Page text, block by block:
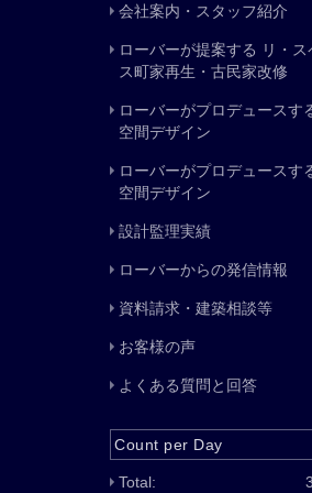
会社案内・スタッフ紹介
ローバーが提案する リ・ス
ス町家再生・古民家改修
ローバーがプロデュースす
空間デザイン
ローバーがプロデュースす
空間デザイン
設計監理実績
ローバーからの発信情報
資料請求・建築相談等
お客様の声
よくある質問と回答
Count per Day
Total: